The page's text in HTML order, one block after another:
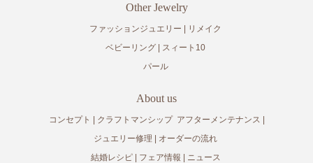
Other Jewelry
ファッションジュエリー
リメイク
ベビーリング
スィート10
パール
About us
コンセプト クラフトマンシップ アフターメンテナンス
ジュエリー修理
オーダーの流れ
結婚レシピ
フェア情報
ニュース